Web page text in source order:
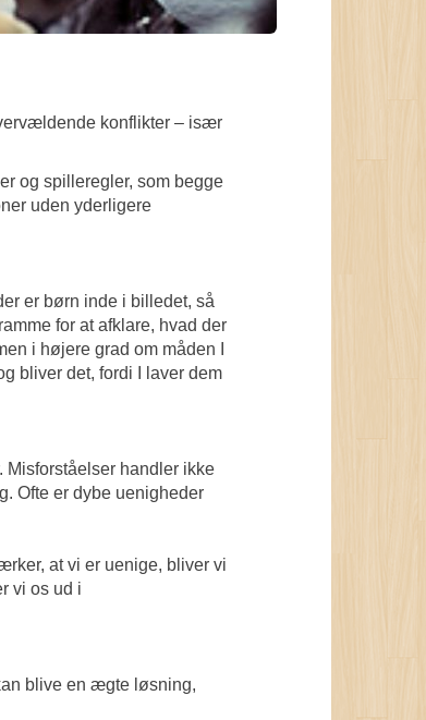
konflikter – især
og spilleregler, som begge
uden yderligere
er børn inde i billedet, så
for at afklare, hvad der
i højere grad om måden I
bliver det, fordi I laver dem
Misforståelser handler ikke
Ofte er dybe uenigheder
at vi er uenige, bliver vi
vi os ud i
blive en ægte løsning,